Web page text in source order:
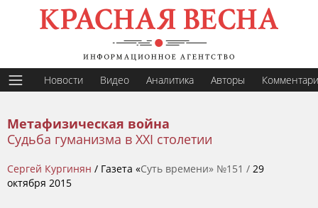
Новости Видео Аналитика Авторы
Метафизическая война
Судьба гуманизма в XXI столетии
Сергей Кургинян / Газета «Суть времени» №151 / 29
октября 2015